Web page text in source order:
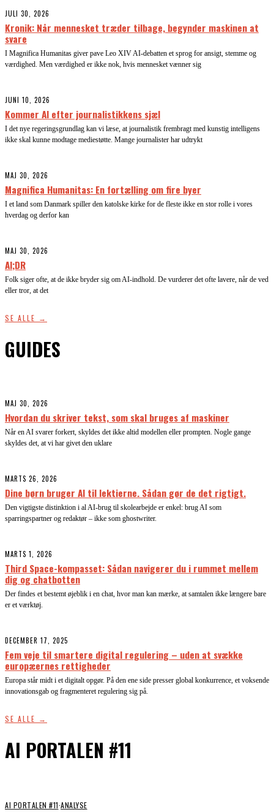
JULI 30, 2026
Kronik: Når mennesket træder tilbage, begynder maskinen at
svare
I Magnifica Humanitas giver pave Leo XIV AI-debatten et sprog for ansigt, stemme og
værdighed. Men værdighed er ikke nok, hvis mennesket vænner sig
JUNI 10, 2026
Kommer AI efter journalistikkens sjæl
I det nye regeringsgrundlag kan vi læse, at journalistik frembragt med kunstig intelligens
ikke skal kunne modtage mediestøtte. Mange journalister har udtrykt
MAJ 30, 2026
Magnifica Humanitas: En fortælling om fire byer
I et land som Danmark spiller den katolske kirke for de fleste ikke en stor rolle i vores
hverdag og derfor kan
MAJ 30, 2026
AI;DR
Folk siger ofte, at de ikke bryder sig om AI-indhold. De vurderer det ofte lavere, når de ved
eller tror, at det
SE ALLE →
GUIDES
MAJ 30, 2026
Hvordan du skriver tekst, som skal bruges af maskiner
Når en AI svarer forkert, skyldes det ikke altid modellen eller prompten. Nogle gange
skyldes det, at vi har givet den uklare
MARTS 26, 2026
Dine børn bruger AI til lektierne. Sådan gør de det rigtigt.
Den vigtigste distinktion i al AI-brug til skolearbejde er enkel: brug AI som
sparringspartner og redaktør – ikke som ghostwriter.
MARTS 1, 2026
Third Space-kompasset: Sådan navigerer du i rummet mellem
dig og chatbotten
Der findes et bestemt øjeblik i en chat, hvor man kan mærke, at samtalen ikke længere bare
er et værktøj.
DECEMBER 17, 2025
Fem veje til smartere digital regulering – uden at svække
europæernes rettigheder
Europa står midt i et digitalt opgør. På den ene side presser global konkurrence, et voksende
innovationsgab og fragmenteret regulering sig på.
SE ALLE →
AI PORTALEN #11
AI PORTALEN #11·ANALYSE